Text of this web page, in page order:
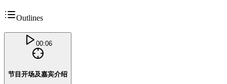
Outlines
00:06
节目开场及嘉宾介绍